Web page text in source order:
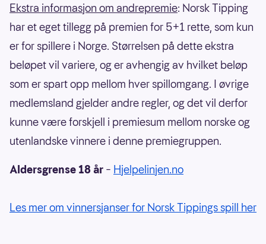
Ekstra informasjon om andrepremie: Norsk Tipping
har et eget tillegg på premien for 5+1 rette, som kun
er for spillere i Norge. Størrelsen på dette ekstra
beløpet vil variere, og er avhengig av hvilket beløp
som er spart opp mellom hver spillomgang. I øvrige
medlemsland gjelder andre regler, og det vil derfor
kunne være forskjell i premiesum mellom norske og
utenlandske vinnere i denne premiegruppen.
Aldersgrense 18 år – Hjelpelinjen.no
Les mer om vinnersjanser for Norsk Tippings spill her